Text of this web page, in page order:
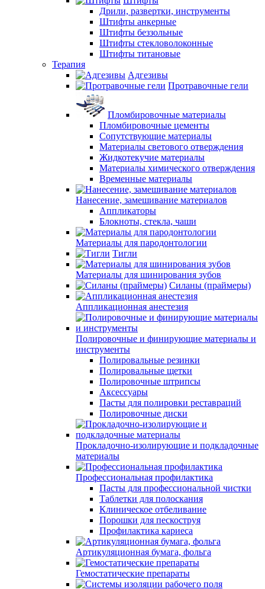
Дрили, развертки, инструменты
Штифты анкерные
Штифты беззольные
Штифты стекловолоконные
Штифты титановые
Терапия
Адгезивы
Протравочные гели
Пломбировочные материалы
Пломбировочные цементы
Сопутствующие материалы
Материалы светового отверждения
Жидкотекучие материалы
Материалы химического отверждения
Временные материалы
Нанесение, замешивание материалов
Аппликаторы
Блокноты, стекла, чаши
Материалы для пародонтологии
Тигли
Материалы для шинирования зубов
Силаны (праймеры)
Аппликационная анестезия
Полировочные и финирующие материалы и
инструменты
Полировальные резинки
Полировальные щетки
Полировочные штрипсы
Аксессуары
Пасты для полировки реставраций
Полировочные диски
Прокладочно-изолирующие и подкладочные
материалы
Профессиональная профилактика
Пасты для профессиональной чистки
Таблетки для полоскания
Клиническое отбеливание
Порошки для пескоструя
Профилактика кариеса
Артикуляционная бумага, фольга
Гемостатические препараты